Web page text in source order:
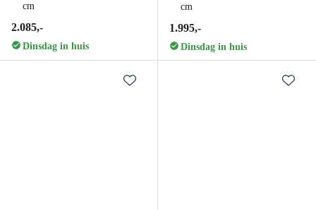
cm
2.085,-
Dinsdag in huis
cm
1.995,-
Dinsdag in huis